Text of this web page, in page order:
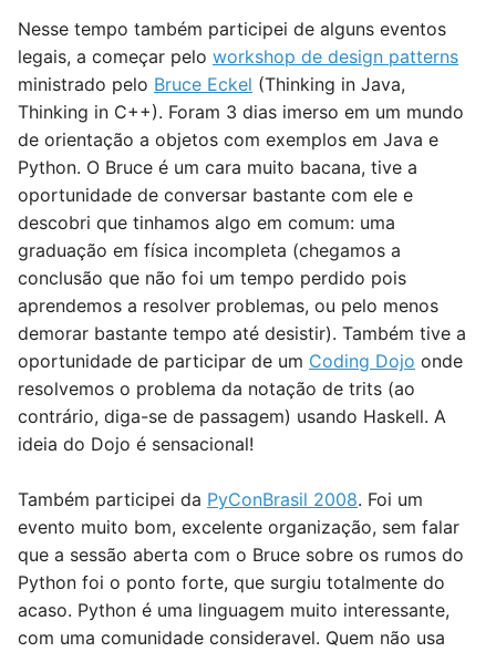
Nesse tempo também participei de alguns eventos
legais, a começar pelo workshop de design patterns
ministrado pelo Bruce Eckel (Thinking in Java,
Thinking in C++). Foram 3 dias imerso em um mundo
de orientação a objetos com exemplos em Java e
Python. O Bruce é um cara muito bacana, tive a
oportunidade de conversar bastante com ele e
descobri que tinhamos algo em comum: uma
graduação em física incompleta (chegamos a
conclusão que não foi um tempo perdido pois
aprendemos a resolver problemas, ou pelo menos
demorar bastante tempo até desistir). Também tive a
oportunidade de participar de um Coding Dojo onde
resolvemos o problema da notação de trits (ao
contrário, diga-se de passagem) usando Haskell. A
ideia do Dojo é sensacional!
Também participei da PyConBrasil 2008. Foi um
evento muito bom, excelente organização, sem falar
que a sessão aberta com o Bruce sobre os rumos do
Python foi o ponto forte, que surgiu totalmente do
acaso. Python é uma linguagem muito interessante,
com uma comunidade consideravel. Quem não usa